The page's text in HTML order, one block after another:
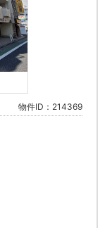
物件ID：214369